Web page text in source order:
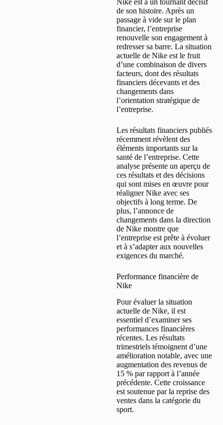
de son histoire. Après un
passage à vide sur le plan
financier, l’entreprise
renouvelle son engagement à
redresser sa barre. La situation
actuelle de Nike est le fruit
d’une combinaison de divers
facteurs, dont des résultats
financiers décevants et des
changements dans
l’orientation stratégique de
l’entreprise.
Les résultats financiers publiés
récemment révèlent des
éléments importants sur la
santé de l’entreprise. Cette
analyse présente un aperçu de
ces résultats et des décisions
qui sont mises en œuvre pour
réaligner Nike avec ses
objectifs à long terme. De
plus, l’annonce de
changements dans la direction
de Nike montre que
l’entreprise est prête à évoluer
et à s’adapter aux nouvelles
exigences du marché.
Performance financière de
Nike
Pour évaluer la situation
actuelle de Nike, il est
essentiel d’examiner ses
performances financières
récentes. Les résultats
trimestriels témoignent d’une
amélioration notable, avec une
augmentation des revenus de
15 % par rapport à l’année
précédente. Cette croissance
est soutenue par la reprise des
ventes dans la catégorie du
sport.